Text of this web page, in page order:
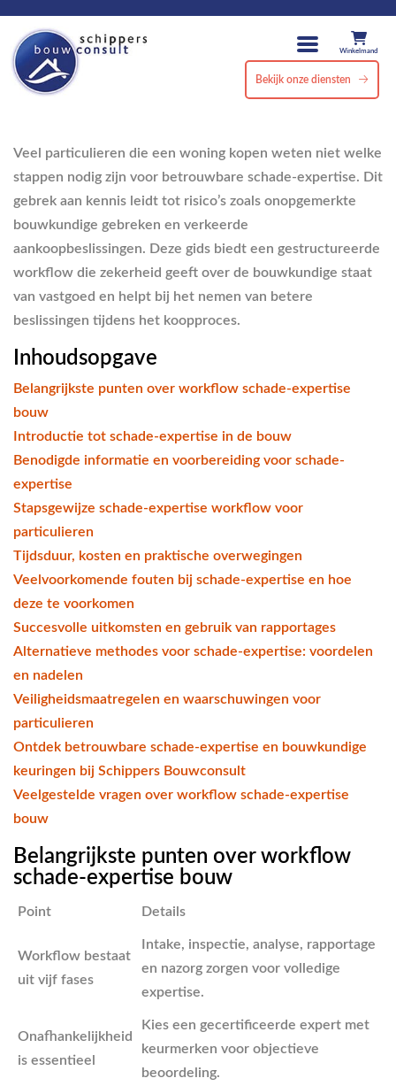
Winkelmand
Bekijk onze diensten
Veel particulieren die een woning kopen weten niet welke
stappen nodig zijn voor betrouwbare schade-expertise. Dit
gebrek aan kennis leidt tot risico’s zoals onopgemerkte
bouwkundige gebreken en verkeerde
aankoopbeslissingen. Deze gids biedt een gestructureerde
workflow die zekerheid geeft over de bouwkundige staat
van vastgoed en helpt bij het nemen van betere
beslissingen tijdens het koopproces.
Inhoudsopgave
Belangrijkste punten over workflow schade-expertise
bouw
Introductie tot schade-expertise in de bouw
Benodigde informatie en voorbereiding voor schade-
expertise
Stapsgewijze schade-expertise workflow voor
particulieren
Tijdsduur, kosten en praktische overwegingen
Veelvoorkomende fouten bij schade-expertise en hoe
deze te voorkomen
Succesvolle uitkomsten en gebruik van rapportages
Alternatieve methodes voor schade-expertise: voordelen
en nadelen
Veiligheidsmaatregelen en waarschuwingen voor
particulieren
Ontdek betrouwbare schade-expertise en bouwkundige
keuringen bij Schippers Bouwconsult
Veelgestelde vragen over workflow schade-expertise
bouw
Belangrijkste punten over workflow
schade-expertise bouw
Point Details
Workflow bestaat
uit vijf fases
Intake, inspectie, analyse, rapportage
en nazorg zorgen voor volledige
expertise.
Onafhankelijkheid
is essentieel
Kies een gecertificeerde expert met
keurmerken voor objectieve
beoordeling.